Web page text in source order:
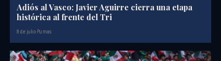
Adiós al Vasco: Javier Aguirre cierra una etapa
histórica al frente del Tri
8 de julio·Pumas